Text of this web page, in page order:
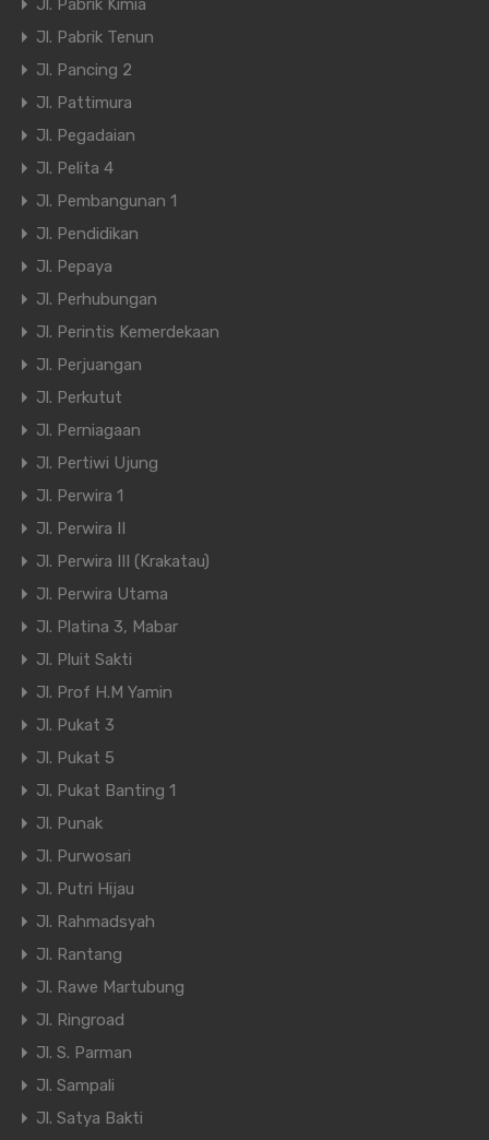
Jl. Pabrik Kimia
Jl. Pabrik Tenun
Jl. Pancing 2
Jl. Pattimura
Jl. Pegadaian
Jl. Pelita 4
Jl. Pembangunan 1
Jl. Pendidikan
Jl. Pepaya
Jl. Perhubungan
Jl. Perintis Kemerdekaan
Jl. Perjuangan
Jl. Perkutut
Jl. Perniagaan
Jl. Pertiwi Ujung
Jl. Perwira 1
Jl. Perwira II
Jl. Perwira III (Krakatau)
Jl. Perwira Utama
Jl. Platina 3, Mabar
Jl. Pluit Sakti
Jl. Prof H.M Yamin
Jl. Pukat 3
Jl. Pukat 5
Jl. Pukat Banting 1
Jl. Punak
Jl. Purwosari
Jl. Putri Hijau
Jl. Rahmadsyah
Jl. Rantang
Jl. Rawe Martubung
Jl. Ringroad
Jl. S. Parman
Jl. Sampali
Jl. Satya Bakti